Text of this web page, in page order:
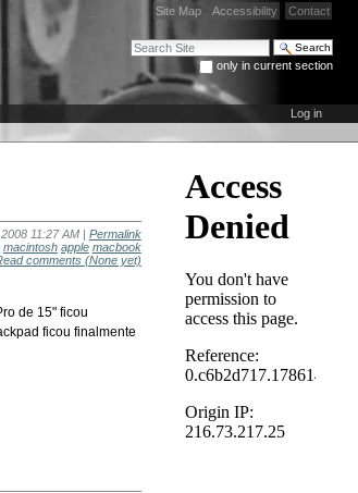
Site Map Accessibility Contact
Search Site
only in current section
Advanced Search…
Log in
11:27 AM | Permalink
macintosh apple macbook
comments (None yet)
de 15" ficou
ficou finalmente